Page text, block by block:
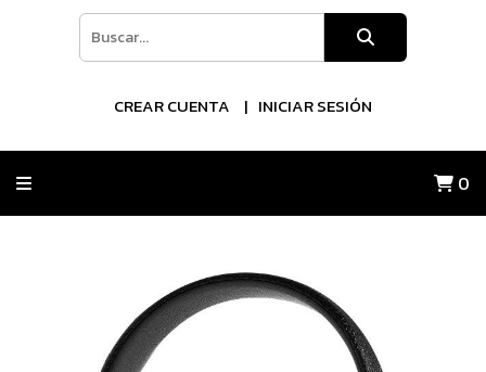
CREAR CUENTA INICIAR SESIÓN
0